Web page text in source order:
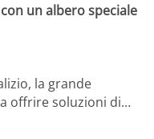
un albero speciale
la grande
offrire soluzioni di…